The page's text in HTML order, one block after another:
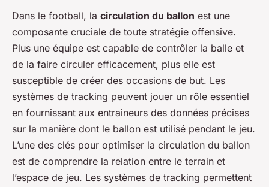
Dans le football, la circulation du ballon est une
composante cruciale de toute stratégie offensive.
Plus une équipe est capable de contrôler la balle et
de la faire circuler efficacement, plus elle est
susceptible de créer des occasions de but. Les
systèmes de tracking peuvent jouer un rôle essentiel
en fournissant aux entraineurs des données précises
sur la manière dont le ballon est utilisé pendant le jeu.
L’une des clés pour optimiser la circulation du ballon
est de comprendre la relation entre le terrain et
l’espace de jeu. Les systèmes de tracking permettent